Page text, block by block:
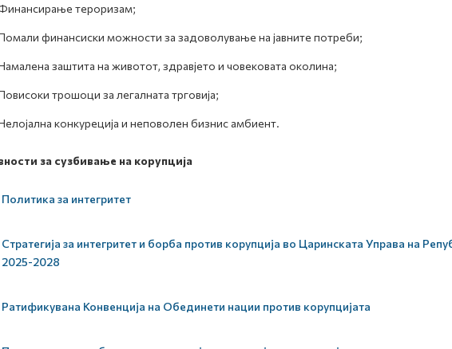
тероризам;
финансиски можности за задоволување на јавните потреби;
заштита на животот, здравјето и човековата околина;
трошоци за легалната трговија;
конкуреција и неповолен бизнис амбиент.
за сузбивање на корупција
Политика за интегритет
Стратегија за интегритет и борба против корупција во Царинската Управа на
2025-2028
Ратификувана Конвенција на Обединети нации против корупцијата